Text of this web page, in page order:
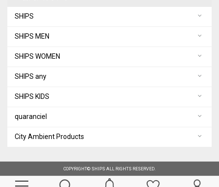
SHIPS
SHIPS MEN
SHIPS WOMEN
SHIPS any
SHIPS KIDS
quaranciel
City Ambient Products
COPYRIGHT© SHIPS ALL RIGHTS RESERVED.